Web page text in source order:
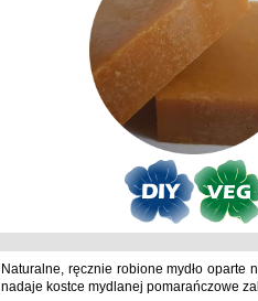
Naturalne, ręcznie robione mydło
nadaje kostce mydlanej pomarańczowe